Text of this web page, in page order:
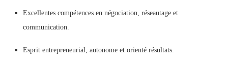
Excellentes compétences en négociation, réseautage et
communication.
Esprit entrepreneurial, autonome et orienté résultats.